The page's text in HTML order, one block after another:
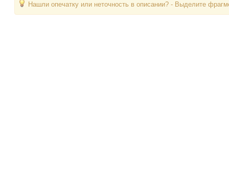
Нашли опечатку или неточность в описании? - Выделите